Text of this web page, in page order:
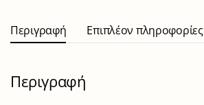
Περιγραφή Επιπλέον πληροφορίες
Περιγραφή